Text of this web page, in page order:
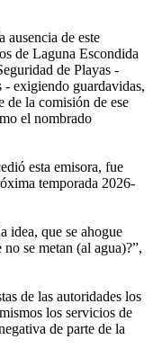
de este
de Laguna Escondida
de Playas -
- exigiendo guardavidas,
la comisión de ese
el nombrado
esta emisora, fue
temporada 2026-
idea, que se ahogue
se metan (al agua)?”,
de las autoridades los
los servicios de
de parte de la